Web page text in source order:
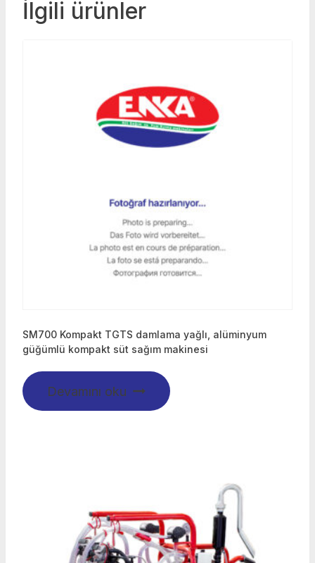
İlgili ürünler
SM700 Kompakt TGTS damlama yağlı, alüminyum
güğümlü kompakt süt sağım makinesi
Devamını oku